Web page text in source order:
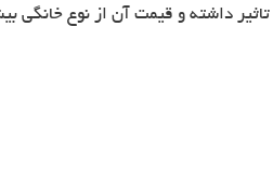
تاثیر داشته و قیمت آن از نوع خانگی